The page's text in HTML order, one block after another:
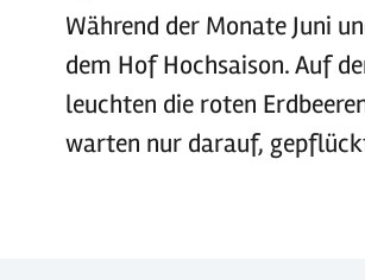
Während der Monate Juni
dem Hof Hochsaison. Auf
leuchten die roten
warten nur darauf,